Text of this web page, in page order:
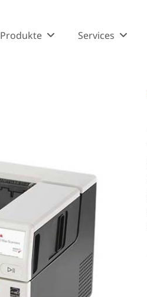
Produkte Services